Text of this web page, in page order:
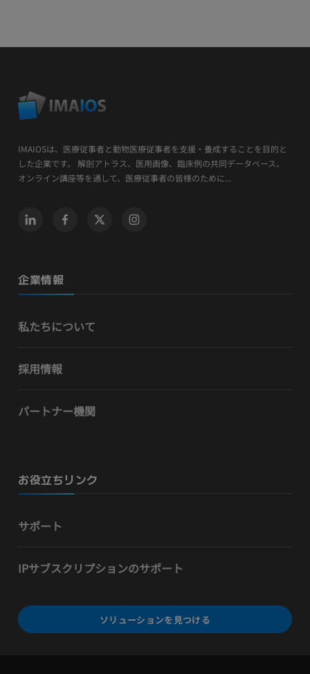
IMAIOSは、医療従事者と動物医療従事者を支援・養成することを目的と
した企業です。 解剖アトラス、医用画像、臨床例の共同データベース、
オンライン講座等を通して、医療従事者の皆様のために...
企業情報
私たちについて
採用情報
パートナー機関
お役立ちリンク
サポート
IPサブスクリプションのサポート
ソリューションを見つける